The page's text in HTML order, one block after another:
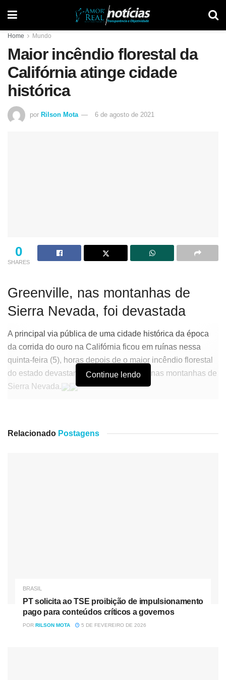
Home Mundo
Maior incêndio florestal da
Califórnia atinge cidade
histórica
por Rilson Mota 6 de agosto de 2021
0
SHARES
Greenville, nas montanhas de
Sierra Nevada, foi devastada
A principal via pública de uma cidade histórica da época
da corrida do ouro na Califórnia ficou em ruínas nessa
quinta-feira (5), horas depois de o maior incêndio florestal
do estado devastar Greenville, uma vila nas montanhas de
Sierra Nevada.
quilômetros ao norte de Sacramento, após o incêndio
PT solicita ao TSE proibição de impulsionamento pago
para conteúdos críticos a governos
Continue lendo
Relacionado Postagens
BRASIL
PT solicita ao TSE proibição de impulsionamento
pago para conteúdos críticos a governos
POR RILSON MOTA 5 DE FEVEREIRO DE 2026